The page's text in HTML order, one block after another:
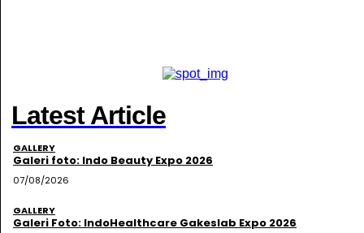
Latest Article
GALLERY
Galeri foto: Indo Beauty Expo 2026
07/08/2026
GALLERY
Galeri Foto: IndoHealthcare Gakeslab Expo 2026